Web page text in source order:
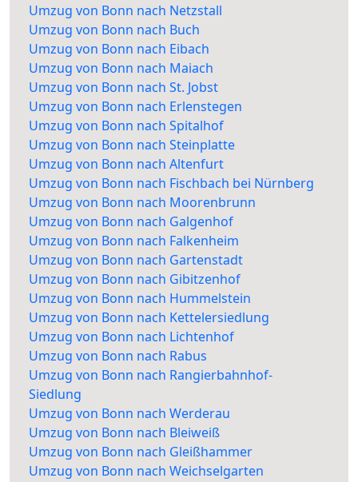
Umzug von Bonn nach Netzstall
Umzug von Bonn nach Buch
Umzug von Bonn nach Eibach
Umzug von Bonn nach Maiach
Umzug von Bonn nach St. Jobst
Umzug von Bonn nach Erlenstegen
Umzug von Bonn nach Spitalhof
Umzug von Bonn nach Steinplatte
Umzug von Bonn nach Altenfurt
Umzug von Bonn nach Fischbach bei Nürnberg
Umzug von Bonn nach Moorenbrunn
Umzug von Bonn nach Galgenhof
Umzug von Bonn nach Falkenheim
Umzug von Bonn nach Gartenstadt
Umzug von Bonn nach Gibitzenhof
Umzug von Bonn nach Hummelstein
Umzug von Bonn nach Kettelersiedlung
Umzug von Bonn nach Lichtenhof
Umzug von Bonn nach Rabus
Umzug von Bonn nach Rangierbahnhof-
Siedlung
Umzug von Bonn nach Werderau
Umzug von Bonn nach Bleiweiß
Umzug von Bonn nach Gleißhammer
Umzug von Bonn nach Weichselgarten